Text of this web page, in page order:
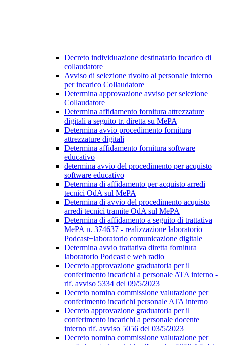
Decreto individuazione destinatario incarico di
collaudatore
Avviso di selezione rivolto al personale interno
per incarico Collaudatore
Determina approvazione avviso per selezione
Collaudatore
Determina affidamento fornitura attrezzature
digitali a seguito tr. diretta su MePA
Determina avvio procedimento fornitura
attrezzature digitali
Determina affidamento fornitura software
educativo
determina avvio del procedimento per acquisto
software educativo
Determina di affidamento per acquisto arredi
tecnici OdA sul MePA
Determina di avvio del procedimento acquisto
arredi tecnici tramite OdA sul MePA
Determina di affidamento a seguito di trattativa
MePA n. 374637 - realizzazione laboratorio
Podcast+laboratorio comunicazione digitale
Determina avvio trattativa diretta fornitura
laboratorio Podcast e web radio
Decreto approvazione graduatoria per il
conferimento incarichi a personale ATA interno -
rif. avviso 5334 del 09/5/2023
Decreto nomina commissione valutazione per
conferimento incarichi personale ATA interno
Decreto approvazione graduatoria per il
conferimento incarichi a personale docente
interno rif. avviso 5056 del 03/5/2023
Decreto nomina commissione valutazione per